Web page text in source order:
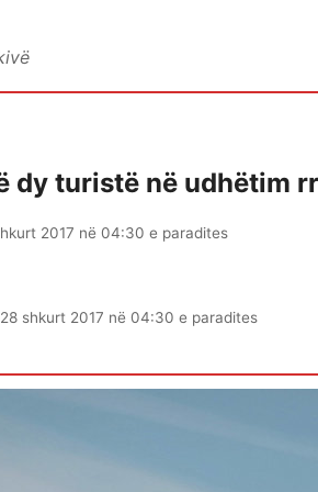
dy turistë në udhëtim
2017 në 04:30 e paradites
28 shkurt 2017 në 04:30 e paradites